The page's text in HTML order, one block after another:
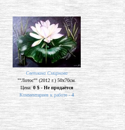
Светлана Смирнова
""Лотос"" (2012 г.) 50х70см.
Цена:0 $ - Не продаётся
Комментариев к работе -4